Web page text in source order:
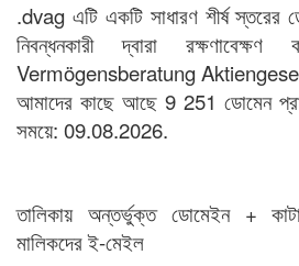
.dvag এটি একটি সাধারণ শীর্ষ
নিবন্ধনকারী দ্বারা
Vermögensberatung
আমাদের কাছে আছে 9 251 ডোমেন
সময়ে: 09.08.2026.
তালিকায় অন্তর্ভুক্ত ডোমেইন +
মালিকদের ই-মেইল